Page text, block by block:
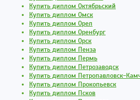
Купить диплом Октябрьский
Купить диплом Омск
Купить диплом Орел
Купить диплом Оренбург
Купить диплом Орск
Купить диплом Пенза
Купить диплом Пермь
Купить диплом Петрозаводск
Купить диплом Петропавловск-
Купить диплом Прокопьевск
Купить диплом Псков